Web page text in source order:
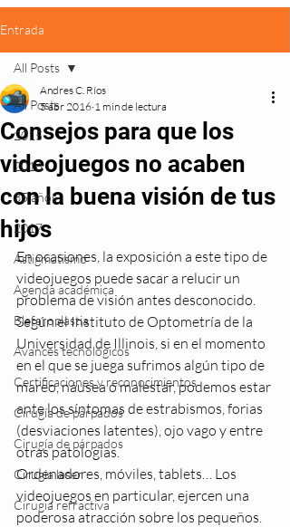
Entrada
All Posts
2015
2016
35 años
2017
Astigmatismo
Agenda académica
Blefaroplastia
Avances tecnológicos
Certificaciones y reconocimientos
Cirugía de párpados
Cirugía de párpados
Cirugia laser
Cirugia refractiva
All Posts
Consejos para que los
videojuegos no acaben
con la buena visión de tus
hijos
Andres C. Ríos
5 abr 2016 1 min de lectura
En ocasiones, la exposición a este tipo de
videojuegos puede sacar a relucir un
problema de visión antes desconocido.
Según el Instituto de Optometría de la
Universidad de Illinois, si en el momento
en el que se juega sufrimos algún tipo de
mareo, náusea o malestar, podemos estar
ante los síntomas de estrabismos, forias
(desviaciones latentes), ojo vago y entre
otras patologías.
Ordenadores, móviles, tablets… Los
videojuegos en particular, ejercen una
poderosa atracción sobre los pequeños.